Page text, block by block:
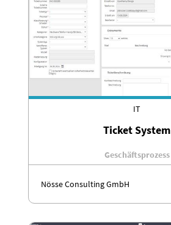
IT
Ticket System
Geschäftsprozess
Nösse Consulting GmbH